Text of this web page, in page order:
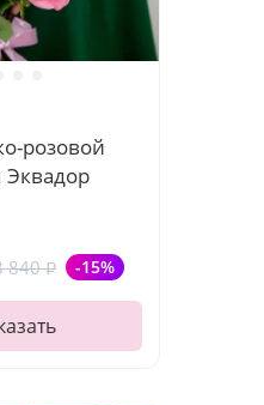
розовой
840 ₽ -15%